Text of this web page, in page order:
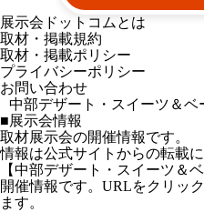
展示会ドットコムとは
取材・掲載規約
取材・掲載ポリシー
プライバシーポリシー
お問い合わせ
中部デザート・スイーツ＆ベ
■展示会情報
取材展示会の開催情報です。
情報は公式サイトからの転載に
【中部デザート・スイーツ＆
開催情報です。URLをクリッ
ます。